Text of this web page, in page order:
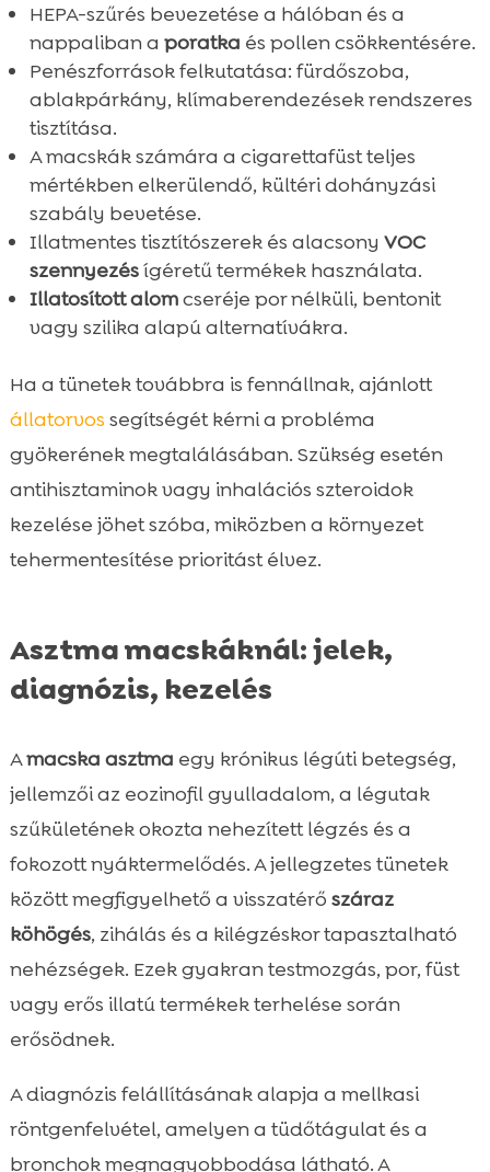
HEPA-szűrés bevezetése a hálóban és a
nappaliban a poratka és pollen csökkentésére.
Penészforrások felkutatása: fürdőszoba,
ablakpárkány, klímaberendezések rendszeres
tisztítása.
A macskák számára a cigarettafüst teljes
mértékben elkerülendő, kültéri dohányzási
szabály bevetése.
Illatmentes tisztítószerek és alacsony VOC
szennyezésígéretű termékek használata.
Illatosított alomcseréje por nélküli, bentonit
vagy szilika alapú alternatívákra.
Ha a tünetek továbbra is fennállnak, ajánlott
állatorvos segítségét kérni a probléma
gyökerének megtalálásában. Szükség esetén
antihisztaminok vagy inhalációs szteroidok
kezelése jöhet szóba, miközben a környezet
tehermentesítése prioritást élvez.
Asztma macskáknál: jelek,
diagnózis, kezelés
Amacska asztma egy krónikus légúti betegség,
jellemzői az eozinofil gyulladalom, a légutak
szűkületének okozta nehezített légzés és a
fokozott nyáktermelődés. A jellegzetes tünetek
között megfigyelhető a visszatérő száraz
köhögés, zihálás és a kilégzéskor tapasztalható
nehézségek. Ezek gyakran testmozgás, por, füst
vagy erős illatú termékek terhelése során
erősödnek.
A diagnózis felállításának alapja a mellkasi
röntgenfelvétel, amelyen a tüdőtágulat és a
bronchok megnagyobbodása látható. A